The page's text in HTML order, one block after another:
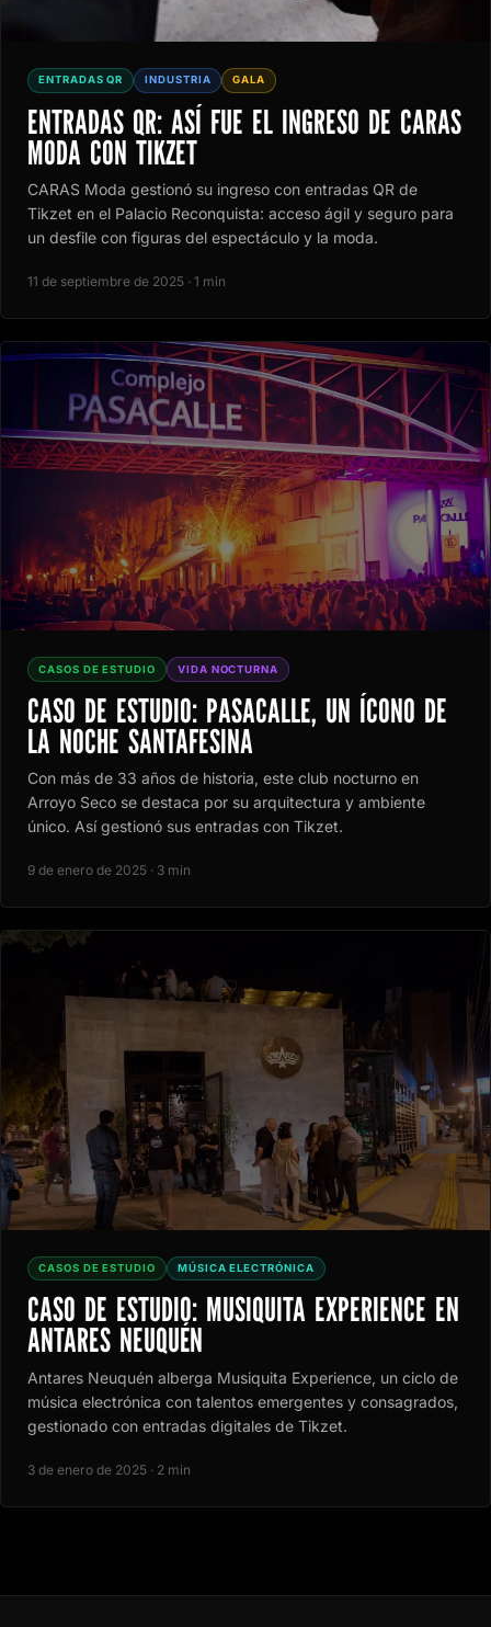
ENTRADAS QR INDUSTRIA GALA
ENTRADAS QR: ASÍ FUE EL INGRESO DE CARAS
MODA CON TIKZET
CARAS Moda gestionó su ingreso con entradas QR de
Tikzet en el Palacio Reconquista: acceso ágil y seguro para
un desfile con figuras del espectáculo y la moda.
11 de septiembre de 2025 · 1 min
CASOS DE ESTUDIO VIDA NOCTURNA
CASO DE ESTUDIO: PASACALLE, UN ÍCONO DE
LA NOCHE SANTAFESINA
Con más de 33 años de historia, este club nocturno en
Arroyo Seco se destaca por su arquitectura y ambiente
único. Así gestionó sus entradas con Tikzet.
9 de enero de 2025 · 3 min
CASOS DE ESTUDIO MÚSICA ELECTRÓNICA
CASO DE ESTUDIO: MUSIQUITA EXPERIENCE EN
ANTARES NEUQUÉN
Antares Neuquén alberga Musiquita Experience, un ciclo de
música electrónica con talentos emergentes y consagrados,
gestionado con entradas digitales de Tikzet.
3 de enero de 2025 · 2 min